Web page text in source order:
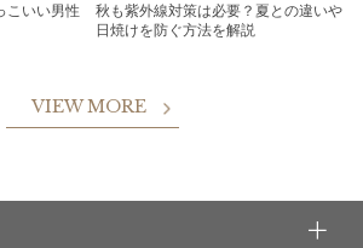
こいい男性
秋も紫外線対策は必要？夏との違いや
日焼けを防ぐ方法を解説
VIEW MORE